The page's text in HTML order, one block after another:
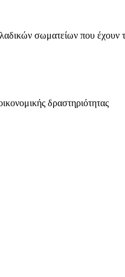
σωματείων που έχουν
δραστηριότητας